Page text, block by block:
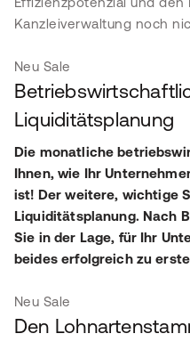
Kanzleiverwaltung noch
Neu Sale
Liquiditätsplanung
Die monatliche
Ihnen, wie Ihr
ist! Der weitere, wichtige
Liquiditätsplanung. Nach
Sie in der Lage, für Ihr
beides erfolgreich zu
Neu Sale
Den